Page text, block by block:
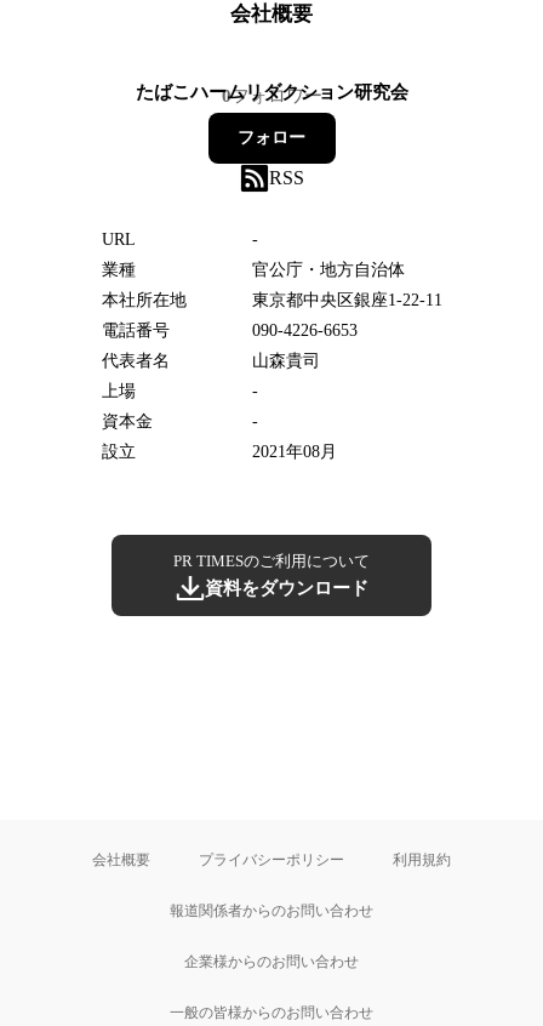
会社概要
たばこハームリダクション研究会
0フォロワー
フォロー
RSS
URL
-
業種
官公庁・地方自治体
本社所在地
東京都中央区銀座1-22-11
電話番号
090-4226-6653
代表者名
山森貴司
上場
-
資本金
-
設立
2021年08月
PR TIMESのご利用について
資料をダウンロード
会社概要 プライバシーポリシー 利用規約
報道関係者からのお問い合わせ
企業様からのお問い合わせ
一般の皆様からのお問い合わせ